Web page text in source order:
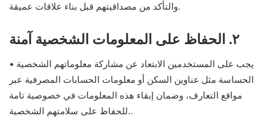
والتأكد من مصداقيتهم قبل بناء علاقات عميقة.
٢. الحفاظ على المعلومات الشخصية آمنة
• يجب على المستخدمين الابتعاد عن مشاركة معلوماتهم الشخصية
الحساسة مثل عناوين السكن أو معلومات الحسابات المصرفية عبر
مواقع التعارف، وضمان إبقاء هذه المعلومات في خصوصية تامة
للحفاظ على سلامتهم الشخصية..